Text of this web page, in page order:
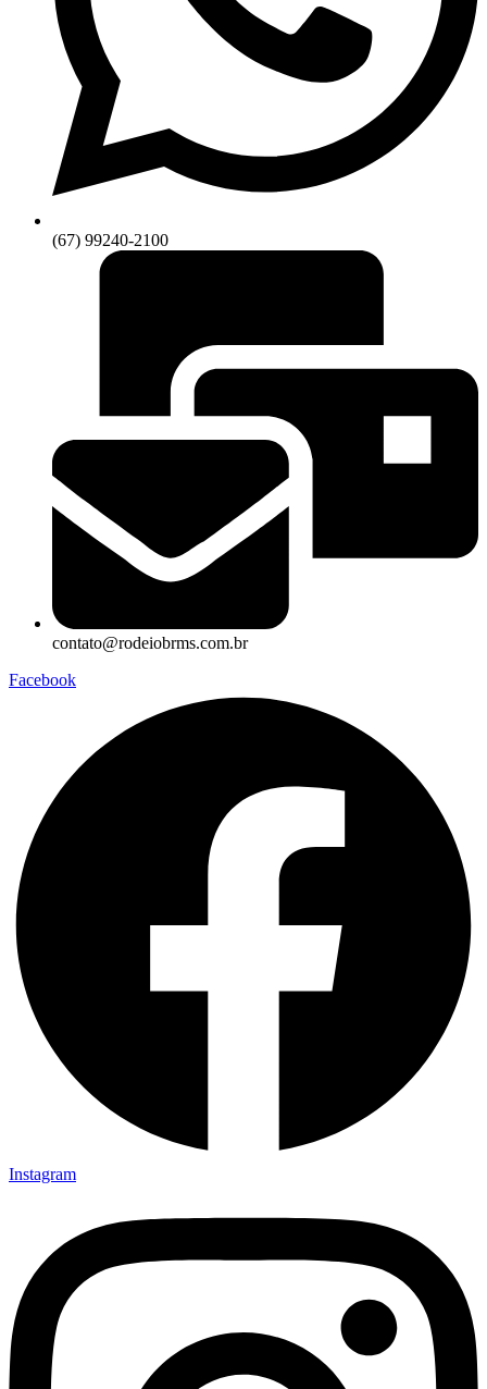
(67) 99240-2100
contato@rodeiobrms.com.br
Facebook
Instagram